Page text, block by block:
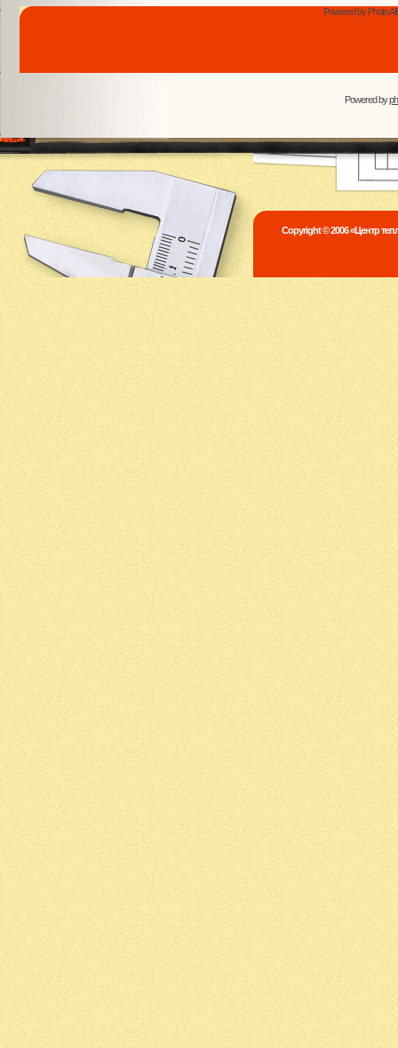
Powered by Photo
Powered by
Copyright © 2006 «Центр